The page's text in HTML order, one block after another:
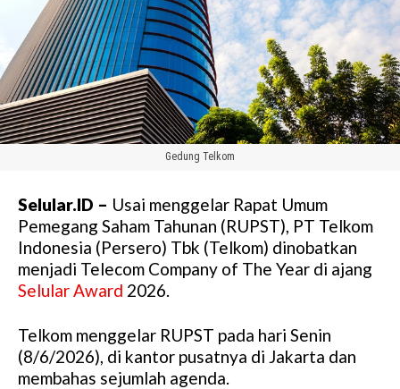
Gedung Telkom
Selular.ID – Usai menggelar Rapat Umum
Pemegang Saham Tahunan (RUPST), PT Telkom
Indonesia (Persero) Tbk (Telkom) dinobatkan
menjadi Telecom Company of The Year di ajang
Selular Award 2026.
Telkom menggelar RUPST pada hari Senin
(8/6/2026), di kantor pusatnya di Jakarta dan
membahas sejumlah agenda.